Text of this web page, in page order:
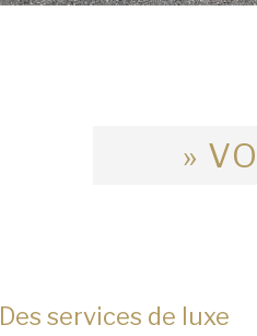
»
Des services de luxe